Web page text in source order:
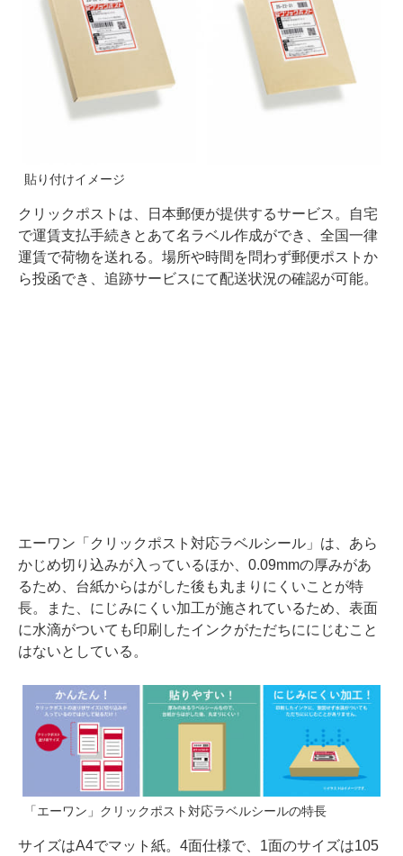
貼り付けイメージ
クリックポストは、日本郵便が提供するサービス。自宅
で運賃支払手続きとあて名ラベル作成ができ、全国一律
運賃で荷物を送れる。場所や時間を問わず郵便ポストか
ら投函でき、追跡サービスにて配送状況の確認が可能。
エーワン「クリックポスト対応ラベルシール」は、あら
かじめ切り込みが入っているほか、0.09mmの厚みがあ
るため、台紙からはがした後も丸まりにくいことが特
長。また、にじみにくい加工が施されているため、表面
に水滴がついても印刷したインクがただちににじむこと
はないとしている。
「エーワン」クリックポスト対応ラベルシールの特長
サイズはA4でマット紙。4面仕様で、1面のサイズは105